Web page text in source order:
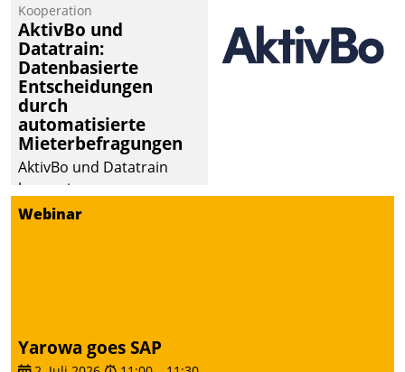
Kooperation
AktivBo und
Datatrain:
Datenbasierte
Entscheidungen
durch
automatisierte
Mieterbefragungen
AktivBo und Datatrain
kooperieren –
Immobilienunternehmen
zielgerichtete
Mieterbefragungen – eine
Webinar
Yarowa goes SAP